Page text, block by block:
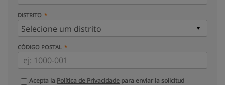
DISTRITO
CÓDIGO POSTAL
Acepta la Política de Privacidade para enviar la solicitud